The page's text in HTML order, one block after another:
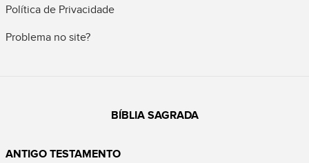
Política de Privacidade
Problema no site?
BÍBLIA SAGRADA
ANTIGO TESTAMENTO